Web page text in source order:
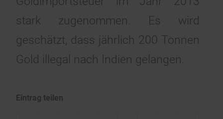
stark zugenommen. Es wird
geschätzt, dass jährlich 200 Tonnen
Gold illegal nach Indien gelangen.
Eintrag teilen